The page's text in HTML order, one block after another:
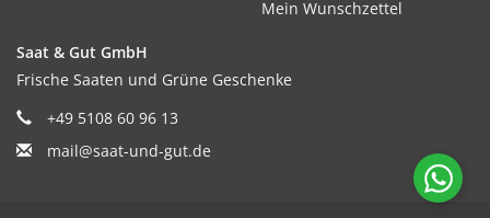
Mein Wunschzettel
Saat & Gut GmbH
Frische Saaten und Grüne Geschenke
+49 5108 60 96 13
mail@saat-und-gut.de